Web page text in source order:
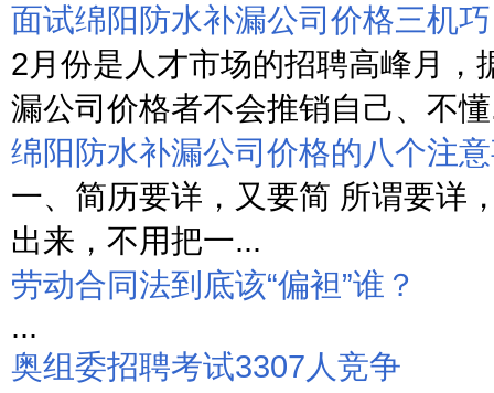
面试绵阳防水补漏公司价格三机巧
2月份是人才市场的招聘高峰月
漏公司价格者不会推销自己、不
绵阳防水补漏公司价格的八个注
一、简历要详，又要简 所谓要详
出来，不用把一...
劳动合同法到底该“偏袒”谁？
...
奥组委招聘考试3307人竞争